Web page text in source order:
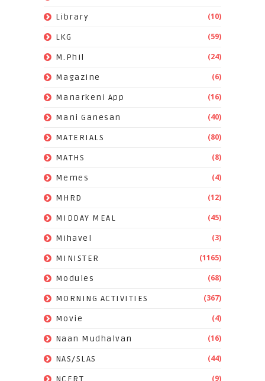
Library (10)
LKG (59)
M.Phil (24)
Magazine (6)
Manarkeni App (16)
Mani Ganesan (40)
MATERIALS (80)
MATHS (8)
Memes (4)
MHRD (12)
MIDDAY MEAL (45)
Mihavel (3)
MINISTER (1165)
Modules (68)
MORNING ACTIVITIES (367)
Movie (4)
Naan Mudhalvan (16)
NAS/SLAS (44)
NCERT (9)